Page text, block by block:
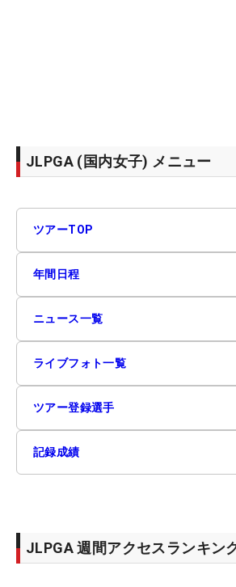
JLPGA (国内女子) メニュー
ツアーTOP
年間日程
ニュース一覧
ライブフォト一覧
ツアー登録選手
記録成績
JLPGA 週間アクセスランキン